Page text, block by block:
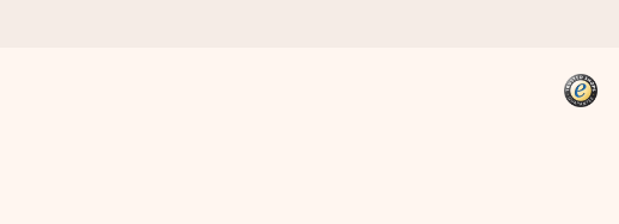
kannst, wenn es am meisten